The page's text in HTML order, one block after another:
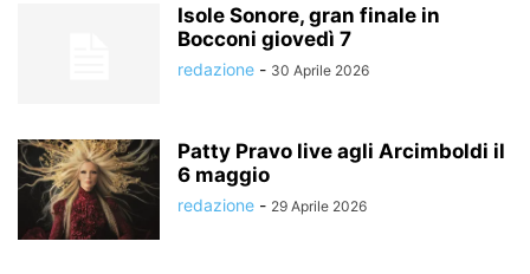
Isole Sonore, gran finale in
Bocconi giovedì 7
redazione - 30 Aprile 2026
Patty Pravo live agli Arcimboldi il
6 maggio
redazione - 29 Aprile 2026